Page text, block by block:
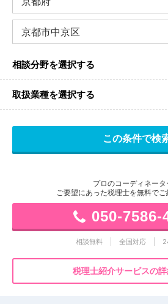
相談分野を選択する
取扱業種を選択する
プロのコーディネータ
ご要望にあった税理士を無料で
050-7586-
相談無料 全国対応
税理士紹介サービスの